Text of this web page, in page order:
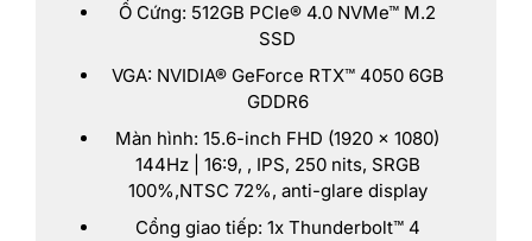
Ổ Cứng: 512GB PCIe® 4.0 NVMe™ M.2
SSD
VGA: NVIDIA® GeForce RTX™ 4050 6GB
GDDR6
Màn hình: 15.6-inch FHD (1920 x 1080)
144Hz | 16:9, , IPS, 250 nits, SRGB
100%,NTSC 72%, anti-glare display
Cổng giao tiếp: 1x Thunderbolt™ 4